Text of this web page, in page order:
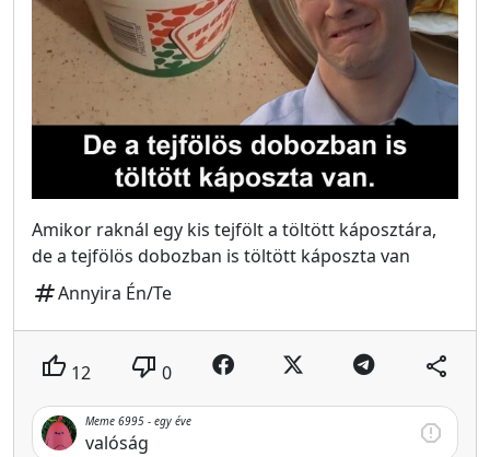
Amikor raknál egy kis tejfölt a töltött káposztára,
de a tejfölös dobozban is töltött káposzta van
tagAnnyira Én/Te
thumb_up 12 thumb_down 0 share
Meme 6995 - egy éve
valóság
report